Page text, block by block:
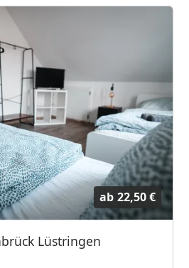
ab 22,50 €
Lüstringen